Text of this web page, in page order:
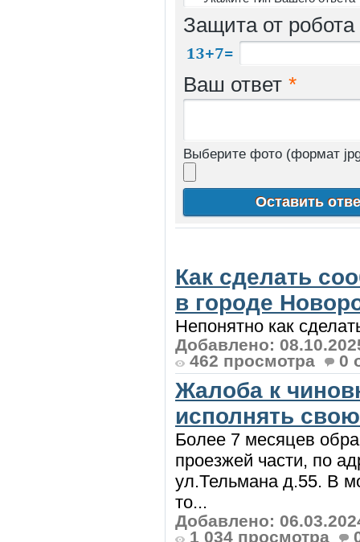
Защита от робота
Ваш ответ *
Выберите фото (формат
Как сделать
в городе
Непонятно как
Добавлено:
462 просмотра
0
Жалоба к
исполнять
Более 7 месяцев
проезжей части, по
ул.Тельмана д.55. В
то...
Добавлено:
1 034 просмотра